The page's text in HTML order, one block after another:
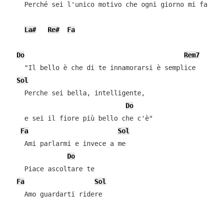
Perché sei l'unico motivo che ogni giorno mi fa
La# Re# Fa
Do
Rem7
    "Il bello è che di te innamorarsi è semplice
Sol
    Perche sei bella, intelligente,
Do
    e sei il fiore più bello che c'è"
Fa
Sol
    Ami parlarmi e invece a me
Do
    Piace ascoltare te
Fa
Sol
    Amo guardarti ridere